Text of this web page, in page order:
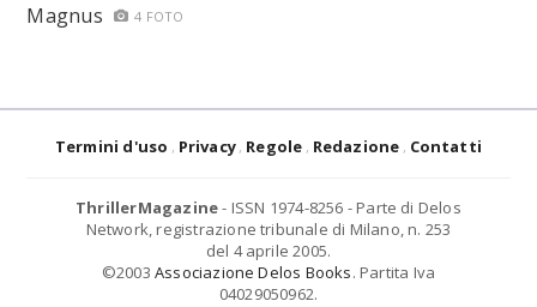
Magnus 4 FOTO
Termini d'uso Privacy Regole Redazione Contatti
ThrillerMagazine- ISSN 1974-8256 - Parte di Delos
Network, registrazione tribunale di Milano, n. 253
del 4 aprile 2005.
©2003 Associazione Delos Books. Partita Iva
04029050962.